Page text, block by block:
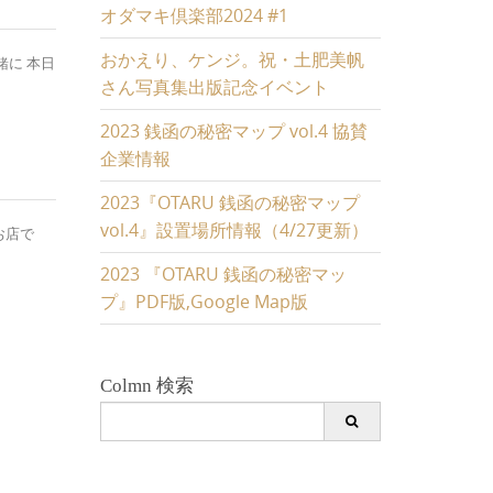
に 本日
店で
オダマキ倶楽部2024 #1
おかえり、ケンジ。祝・土肥美帆
さん写真集出版記念イベント
2023 銭函の秘密マップ vol.4 協賛
企業情報
2023『OTARU 銭函の秘密マップ
vol.4』設置場所情報（4/27更新）
2023 『OTARU 銭函の秘密マッ
プ』PDF版,Google Map版
Colmn 検索